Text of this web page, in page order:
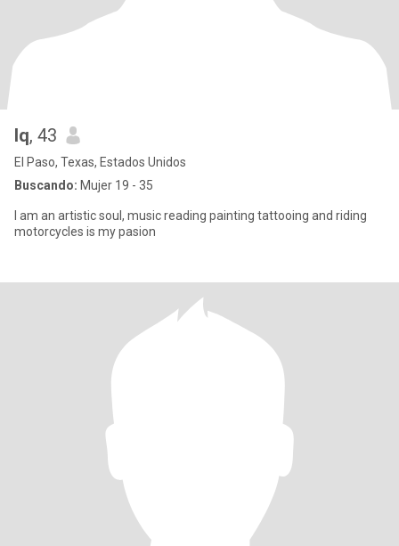
Iq, 43
El Paso, Texas, Estados Unidos
Buscando: Mujer 19 - 35
I am an artistic soul, music reading painting tattooing and riding
motorcycles is my pasion